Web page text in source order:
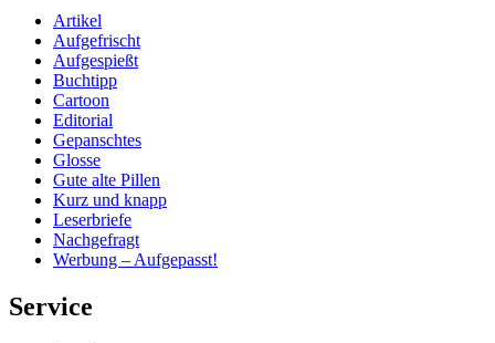
Artikel
Aufgefrischt
Aufgespießt
Buchtipp
Cartoon
Editorial
Gepanschtes
Glosse
Gute alte Pillen
Kurz und knapp
Leserbriefe
Nachgefragt
Werbung – Aufgepasst!
Service